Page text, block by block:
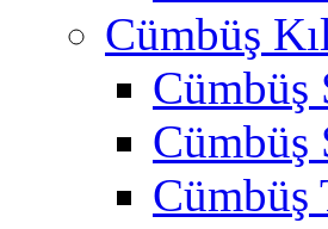
Cümbüş
Cümbüş
Cümbüş
Cümbüş